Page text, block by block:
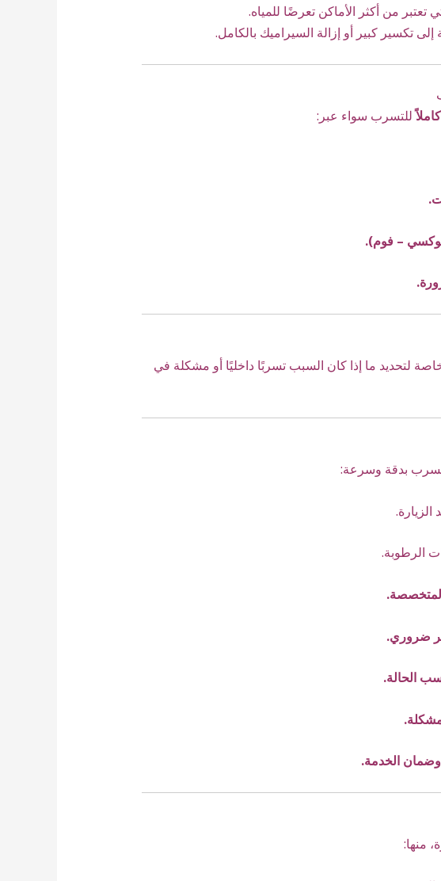
تعتبر من أكثر الأماكن تعرضًا للمياه.
تكسير كبير أو إزالة السيراميك بالكامل.
للتسرب سواء عبر:
– فوم).
لتحديد ما إذا كان السبب تسربًا داخليًا أو مشكلة في
بدقة وسرعة:
الرطوبة.
ضروري.
الحالة.
الخدمة.
منها: